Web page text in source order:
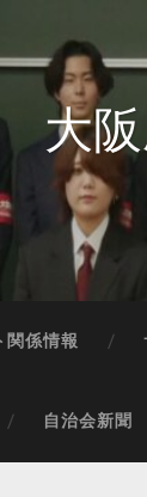
大
関係情報
自治会新聞